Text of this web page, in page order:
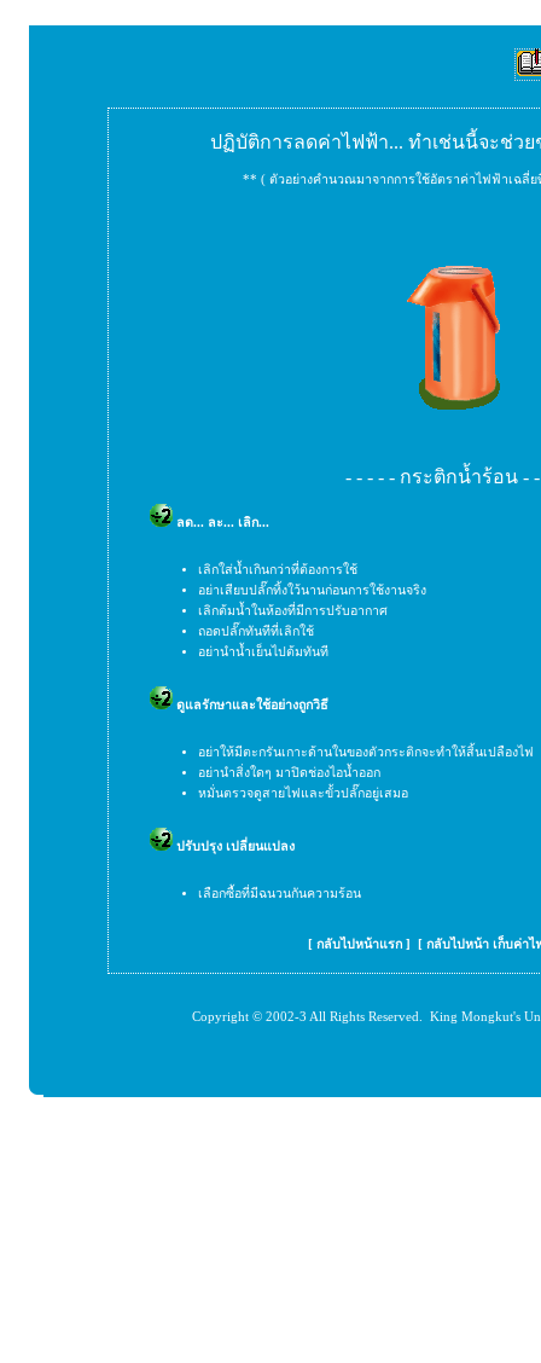
ปฏิบัติการลดค่าไฟฟ้า... ทำเช่นนี้จะช่ว
** ( ตัวอย่างคำนวณมาจากการใช้อัตราค่าไฟฟ้าเฉลี่
- - - - - กระติกน้ำร้อน - -
ลด... ละ... เลิก...
เลิกใส่น้ำเกินกว่าที่ต้องการใช้
อย่าเสียบปลั๊กทิ้งใว้นานก่อนการใช้งานจริง
เลิกต้มน้ำในห้องที่มีการปรับอากาศ
ถอดปลั๊กทันทีที่เลิกใช้
อย่านำน้ำเย็นไปต้มทันที
ดูแลรักษาและใช้อย่างถูกวิธี
อย่าให้มีตะกรันเกาะด้านในของตัวกระติกจะทำให้สิ้นเปลืองไฟ
อย่านำสิ่งใดๆ มาปิดช่องไอน้ำออก
หมั่นตรวจดูสายไฟและขั้วปลั๊กอยู่เสมอ
ปรับปรุง เปลี่ยนแปลง
เลือกซื้อที่มีฉนวนกันความร้อน
[ กลับไปหน้าแรก ] [ กลับไปหน้า เก็บค่าไ
Copyright © 2002-3 All Rights Reserved. King Mongkut's